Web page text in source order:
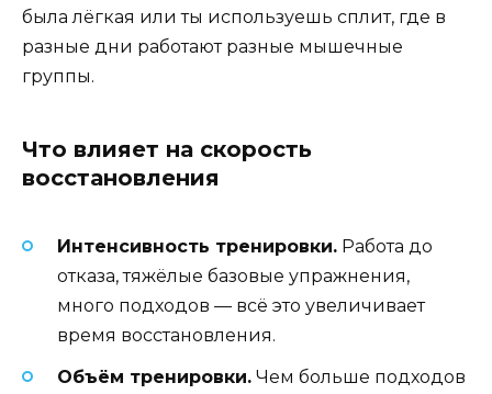
была лёгкая или ты используешь сплит, где в
разные дни работают разные мышечные
группы.
Что влияет на скорость
восстановления
Интенсивность тренировки. Работа до
отказа, тяжёлые базовые упражнения,
много подходов — всё это увеличивает
время восстановления.
Объём тренировки. Чем больше подходов